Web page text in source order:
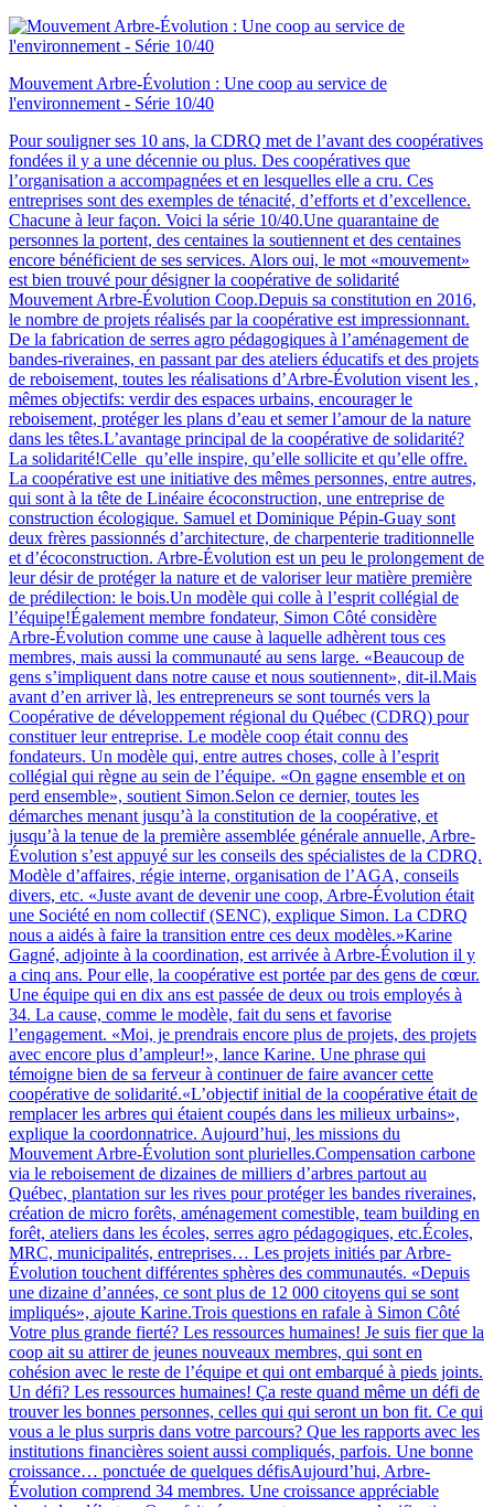
Mouvement Arbre-Évolution : Une coop au service de
l'environnement - Série 10/40
Pour souligner ses 10 ans, la CDRQ met de l’avant des coopératives
fondées il y a une décennie ou plus. Des coopératives que
l’organisation a accompagnées et en lesquelles elle a cru. Ces
entreprises sont des exemples de ténacité, d’efforts et d’excellence.
Chacune à leur façon. Voici la série 10/40.Une quarantaine de
personnes la portent, des centaines la soutiennent et des centaines
encore bénéficient de ses services. Alors oui, le mot «mouvement»
est bien trouvé pour désigner la coopérative de solidarité
Mouvement Arbre-Évolution Coop.Depuis sa constitution en 2016,
le nombre de projets réalisés par la coopérative est impressionnant.
De la fabrication de serres agro pédagogiques à l’aménagement de
bandes-riveraines, en passant par des ateliers éducatifs et des projets
de reboisement, toutes les réalisations d’Arbre-Évolution visent les ,
mêmes objectifs: verdir des espaces urbains, encourager le
reboisement, protéger les plans d’eau et semer l’amour de la nature
dans les têtes.L’avantage principal de la coopérative de solidarité?
La solidarité!Celle qu’elle inspire, qu’elle sollicite et qu’elle offre.
La coopérative est une initiative des mêmes personnes, entre autres,
qui sont à la tête de Linéaire écoconstruction, une entreprise de
construction écologique. Samuel et Dominique Pépin-Guay sont
deux frères passionnés d’architecture, de charpenterie traditionnelle
et d’écoconstruction. Arbre-Évolution est un peu le prolongement de
leur désir de protéger la nature et de valoriser leur matière première
de prédilection: le bois.Un modèle qui colle à l’esprit collégial de
l’équipe!Également membre fondateur, Simon Côté considère
Arbre-Évolution comme une cause à laquelle adhèrent tous ces
membres, mais aussi la communauté au sens large. «Beaucoup de
gens s’impliquent dans notre cause et nous soutiennent», dit-il.Mais
avant d’en arriver là, les entrepreneurs se sont tournés vers la
Coopérative de développement régional du Québec (CDRQ) pour
constituer leur entreprise. Le modèle coop était connu des
fondateurs. Un modèle qui, entre autres choses, colle à l’esprit
collégial qui règne au sein de l’équipe. «On gagne ensemble et on
perd ensemble», soutient Simon.Selon ce dernier, toutes les
démarches menant jusqu’à la constitution de la coopérative, et
jusqu’à la tenue de la première assemblée générale annuelle, Arbre-
Évolution s’est appuyé sur les conseils des spécialistes de la CDRQ.
Modèle d’affaires, régie interne, organisation de l’AGA, conseils
divers, etc. «Juste avant de devenir une coop, Arbre-Évolution était
une Société en nom collectif (SENC), explique Simon. La CDRQ
nous a aidés à faire la transition entre ces deux modèles.»Karine
Gagné, adjointe à la coordination, est arrivée à Arbre-Évolution il y
a cinq ans. Pour elle, la coopérative est portée par des gens de cœur.
Une équipe qui en dix ans est passée de deux ou trois employés à
34. La cause, comme le modèle, fait du sens et favorise
l’engagement. «Moi, je prendrais encore plus de projets, des projets
avec encore plus d’ampleur!», lance Karine. Une phrase qui
témoigne bien de sa ferveur à continuer de faire avancer cette
coopérative de solidarité.«L’objectif initial de la coopérative était de
remplacer les arbres qui étaient coupés dans les milieux urbains»,
explique la coordonnatrice. Aujourd’hui, les missions du
Mouvement Arbre-Évolution sont plurielles.Compensation carbone
via le reboisement de dizaines de milliers d’arbres partout au
Québec, plantation sur les rives pour protéger les bandes riveraines,
création de micro forêts, aménagement comestible, team building en
forêt, ateliers dans les écoles, serres agro pédagogiques, etc.Écoles,
MRC, municipalités, entreprises… Les projets initiés par Arbre-
Évolution touchent différentes sphères des communautés. «Depuis
une dizaine d’années, ce sont plus de 12 000 citoyens qui se sont
impliqués», ajoute Karine.Trois questions en rafale à Simon Côté
Votre plus grande fierté? Les ressources humaines! Je suis fier que la
coop ait su attirer de jeunes nouveaux membres, qui sont en
cohésion avec le reste de l’équipe et qui ont embarqué à pieds joints.
Un défi? Les ressources humaines! Ça reste quand même un défi de
trouver les bonnes personnes, celles qui qui seront un bon fit. Ce qui
vous a le plus surpris dans votre parcours? Que les rapports avec les
institutions financières soient aussi compliqués, parfois. Une bonne
croissance… ponctuée de quelques défisAujourd’hui, Arbre-
Évolution comprend 34 membres. Une croissance appréciable